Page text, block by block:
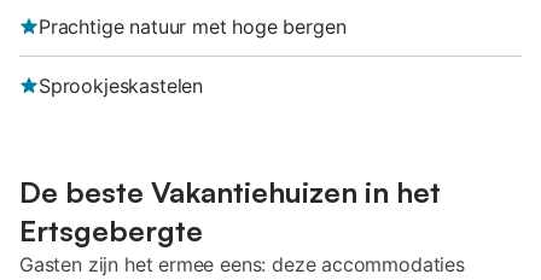
Prachtige natuur met hoge bergen
Sprookjeskastelen
De beste Vakantiehuizen in het
Ertsgebergte
Gasten zijn het ermee eens: deze accommodaties